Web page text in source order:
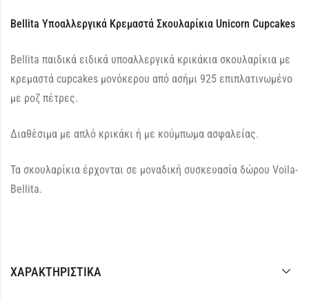
Bellita Υποαλλεργικά Κρεμαστά Σκουλαρίκια Unicorn Cupcakes
Bellita παιδικά ειδικά υποαλλεργικά κρικάκια σκουλαρίκια με
κρεμαστά cupcakes μονόκερου από ασήμι 925 επιπλατινωμένο
με ροζ πέτρες.
Διαθέσιμα με απλό κρικάκι ή με κούμπωμα ασφαλείας.
Τα σκουλαρίκια έρχονται σε μοναδική συσκευασία δώρου Voila-
Bellita.
ΧΑΡΑΚΤΗΡΙΣΤΙΚΆ